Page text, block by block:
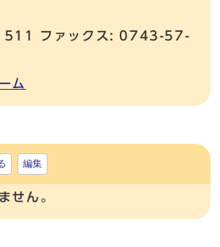
ファックス: 0743-57-
ム
編集
せん。